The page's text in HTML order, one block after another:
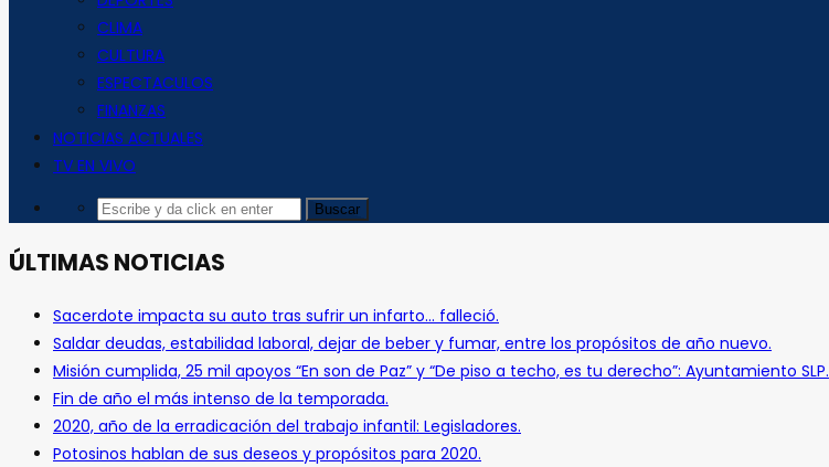
CLIMA
CULTURA
ESPECTACULOS
FINANZAS
NOTICIAS ACTUALES
TV EN VIVO
ÚLTIMAS NOTICIAS
Sacerdote impacta su auto tras sufrir un infarto… falleció.
Saldar deudas, estabilidad laboral, dejar de beber y fumar, entre los propósitos de año nuevo.
Misión cumplida, 25 mil apoyos “En son de Paz” y “De piso a techo, es tu derecho”: Ayuntamiento SLP.
Fin de año el más intenso de la temporada.
2020, año de la erradicación del trabajo infantil: Legisladores.
Potosinos hablan de sus deseos y propósitos para 2020.